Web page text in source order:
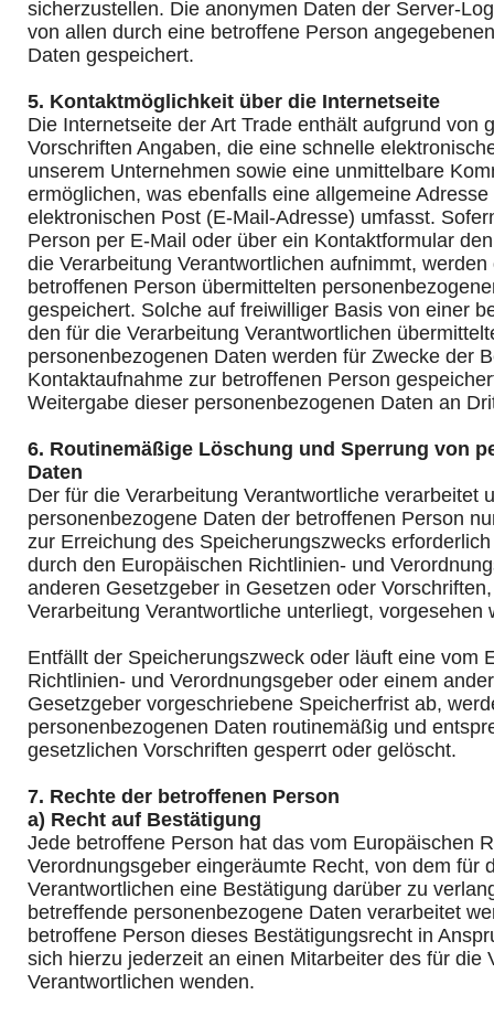
sicherzustellen. Die anonymen Daten der Server-
von allen durch eine betroffene Person
Daten gespeichert.
5. Kontaktmöglichkeit über die Internetseite
Die Internetseite der Art Trade enthält aufgrund von
Vorschriften Angaben, die eine schnelle
unserem Unternehmen sowie eine unmittelbare
ermöglichen, was ebenfalls eine allgemeine
elektronischen Post (E-Mail-Adresse) umfasst.
Person per E-Mail oder über ein Kontaktformular
die Verarbeitung Verantwortlichen aufnimmt, werden
betroffenen Person übermittelten
gespeichert. Solche auf freiwilliger Basis von einer
den für die Verarbeitung Verantwortlichen
personenbezogenen Daten werden für Zwecke der
Kontaktaufnahme zur betroffenen Person
Weitergabe dieser personenbezogenen Daten an
6. Routinemäßige Löschung und Sperrung von
Daten
Der für die Verarbeitung Verantwortliche verarbeitet
personenbezogene Daten der betroffenen Person
zur Erreichung des Speicherungszwecks
durch den Europäischen Richtlinien- und
anderen Gesetzgeber in Gesetzen oder
Verarbeitung Verantwortliche unterliegt, vorgesehen
Entfällt der Speicherungszweck oder läuft eine vom
Richtlinien- und Verordnungsgeber oder einem
Gesetzgeber vorgeschriebene Speicherfrist ab,
personenbezogenen Daten routinemäßig und
gesetzlichen Vorschriften gesperrt oder gelöscht.
7. Rechte der betroffenen Person
a) Recht auf Bestätigung
Jede betroffene Person hat das vom Europäischen
Verordnungsgeber eingeräumte Recht, von dem für
Verantwortlichen eine Bestätigung darüber zu
betreffende personenbezogene Daten verarbeitet
betroffene Person dieses Bestätigungsrecht in
sich hierzu jederzeit an einen Mitarbeiter des für die
Verantwortlichen wenden.